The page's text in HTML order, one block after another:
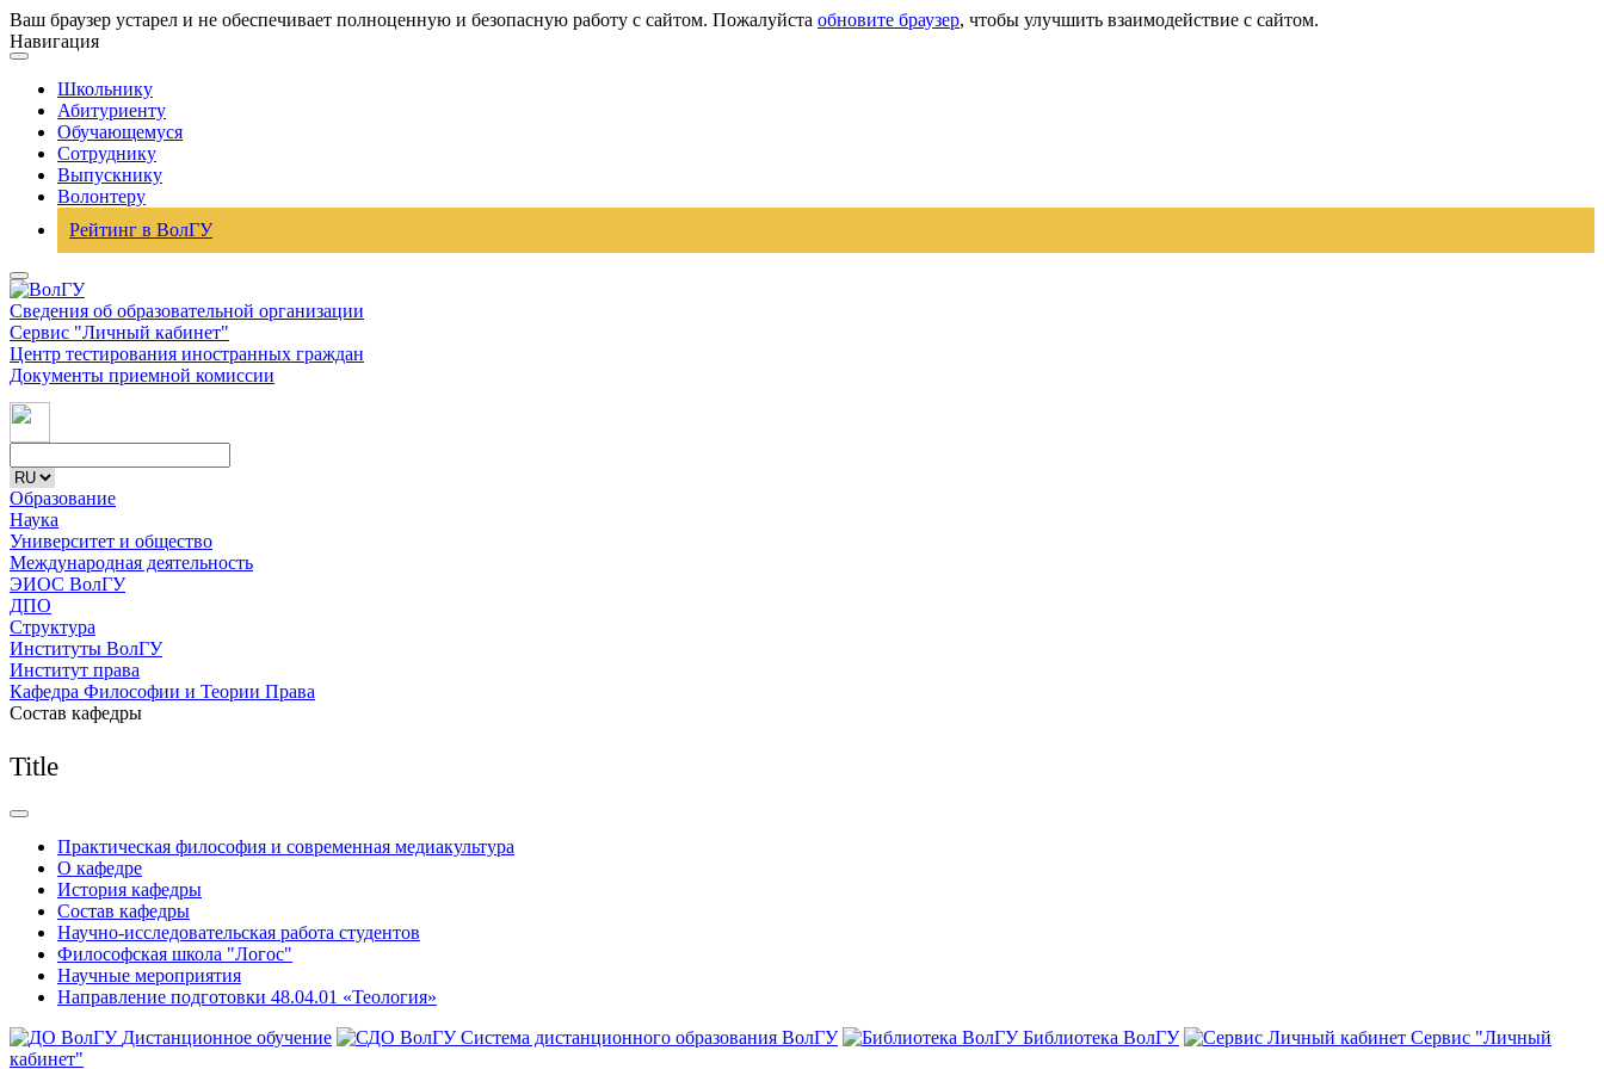
Ваш браузер устарел и не обеспечивает полноценную и безопасную работу с сайтом. Пожалуйста обновите браузер, чтобы улучшить взаимодействие с сайтом.
Навигация
Школьнику
Абитуриенту
Обучающемуся
Сотруднику
Выпускнику
Волонтеру
Рейтинг в ВолГУ
Сведения об образовательной организации
Сервис "Личный кабинет"
Центр тестирования иностранных граждан
Документы приемной комиссии
Образование
Наука
Университет и общество
Международная деятельность
ЭИОС ВолГУ
ДПО
Структура
Институты ВолГУ
Институт права
Кафедра Философии и Теории Права
Состав кафедры
Title
Практическая философия и современная медиакультура
О кафедре
История кафедры
Состав кафедры
Научно-исследовательская работа студентов
Философская школа "Логос"
Научные мероприятия
Направление подготовки 48.04.01 «Теология»
Дистанционное обучение
Система дистанционного образования ВолГУ Библиотека ВолГУ
Сервис "Личный
кабинет"